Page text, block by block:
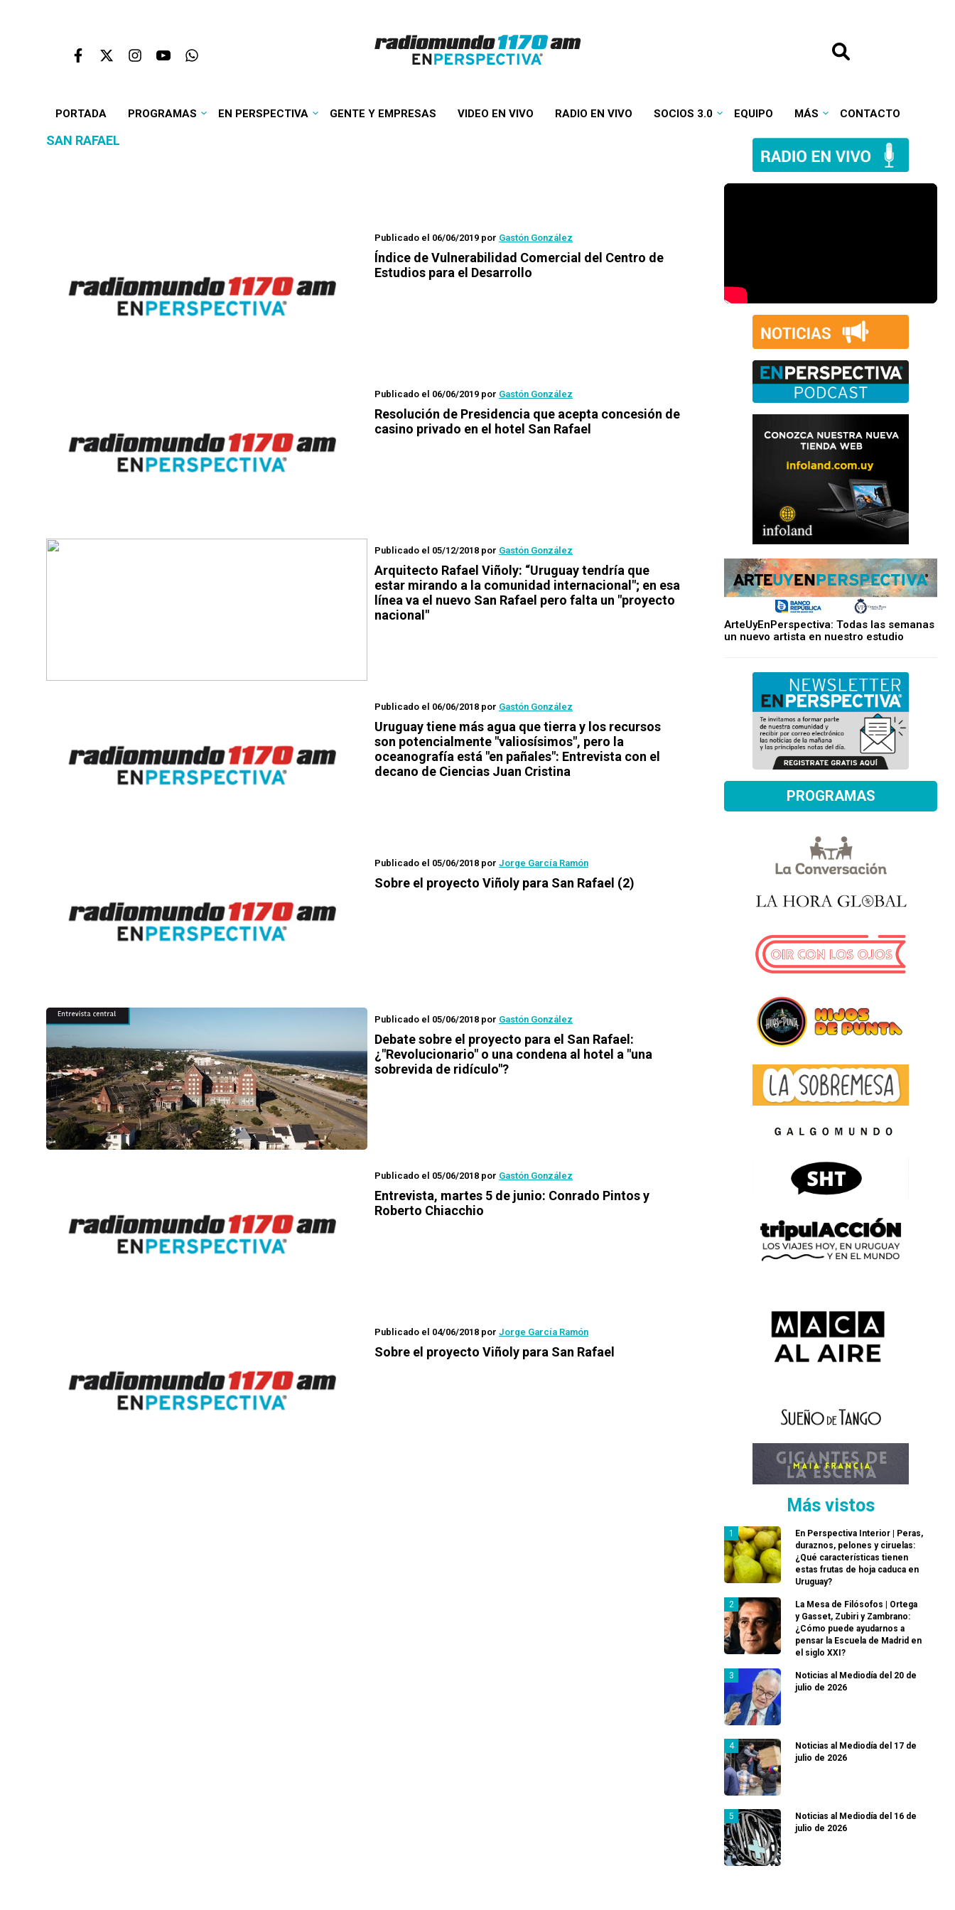
PORTADA PROGRAMAS EN PERSPECTIVA GENTE Y EMPRESAS VIDEO EN VIVO RADIO EN VIVO SOCIOS 3.0 EQUIPO MÁS CONTACTO
SAN RAFAEL
Publicado el 06/06/2019 por Gastón González
Índice de Vulnerabilidad Comercial del Centro de
Estudios para el Desarrollo
Publicado el 06/06/2019 por Gastón González
Resolución de Presidencia que acepta concesión de
casino privado en el hotel San Rafael
Publicado el 05/12/2018 por Gastón González
Arquitecto Rafael Viñoly: “Uruguay tendría que
estar mirando a la comunidad internacional"; en esa
línea va el nuevo San Rafael pero falta un "proyecto
nacional"
Publicado el 06/06/2018 por Gastón González
Uruguay tiene más agua que tierra y los recursos
son potencialmente "valiosísimos", pero la
oceanografía está "en pañales": Entrevista con el
decano de Ciencias Juan Cristina
Publicado el 05/06/2018 por Jorge García Ramón
Sobre el proyecto Viñoly para San Rafael (2)
Publicado el 05/06/2018 por Gastón González
Debate sobre el proyecto para el San Rafael:
¿"Revolucionario" o una condena al hotel a "una
sobrevida de ridículo"?
Publicado el 05/06/2018 por Gastón González
Entrevista, martes 5 de junio: Conrado Pintos y
Roberto Chiacchio
Publicado el 04/06/2018 por Jorge García Ramón
Sobre el proyecto Viñoly para San Rafael
ArteUyEnPerspectiva: Todas las semanas
un nuevo artista en nuestro estudio
PROGRAMAS
Más vistos
En Perspectiva Interior | Peras,
duraznos, pelones y ciruelas:
¿Qué características tienen
estas frutas de hoja caduca en
Uruguay?
La Mesa de Filósofos | Ortega
y Gasset, Zubiri y Zambrano:
¿Cómo puede ayudarnos a
pensar la Escuela de Madrid en
el siglo XXI?
Noticias al Mediodía del 20 de
julio de 2026
Noticias al Mediodía del 17 de
julio de 2026
Noticias al Mediodía del 16 de
julio de 2026